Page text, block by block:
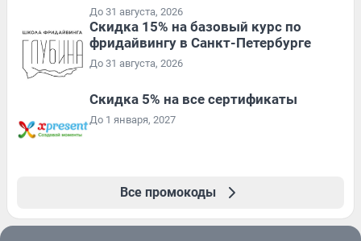
До 31 августа, 2026
Скидка 15% на базовый курс по
фридайвингу в Санкт-Петербурге
До 31 августа, 2026
Скидка 5% на все сертификаты
До 1 января, 2027
Все промокоды